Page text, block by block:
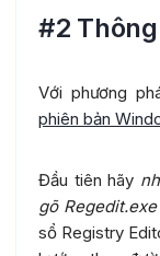
#2
Với phương
phiên bản
Đầu tiên hãy
gõ Regedit.exe
sổ Registry